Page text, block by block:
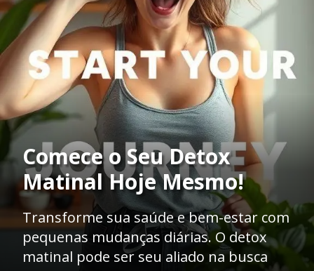
Comece o Seu Detox
Matinal Hoje Mesmo!
Transforme sua saúde e bem-estar com
pequenas mudanças diárias. O detox
matinal pode ser seu aliado na busca